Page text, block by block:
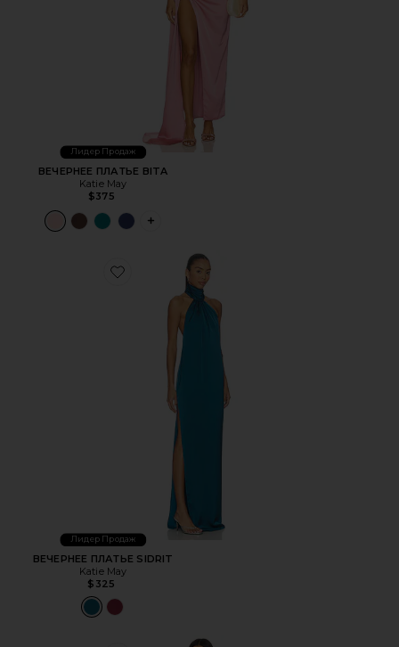
Лидер Продаж
ВЕЧЕРНЕЕ ПЛАТЬЕ BITA
Katie May
$375
PLUS ICON TO SEE MORE OPTIONS
Favorite ВЕЧЕРНЕЕ ПЛАТЬЕ SIDRIT
Лидер Продаж
ВЕЧЕРНЕЕ ПЛАТЬЕ SIDRIT
Katie May
$325